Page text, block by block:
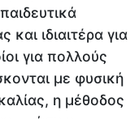
ιδιαιτέρα για
για πολλούς
με φυσική
η μέθοδος